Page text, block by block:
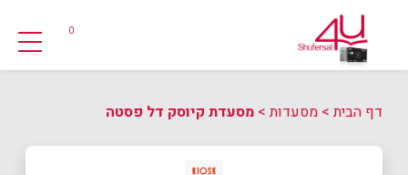
0
דף הבית> מסעדות> מסעדת קיוסק דל פסטה